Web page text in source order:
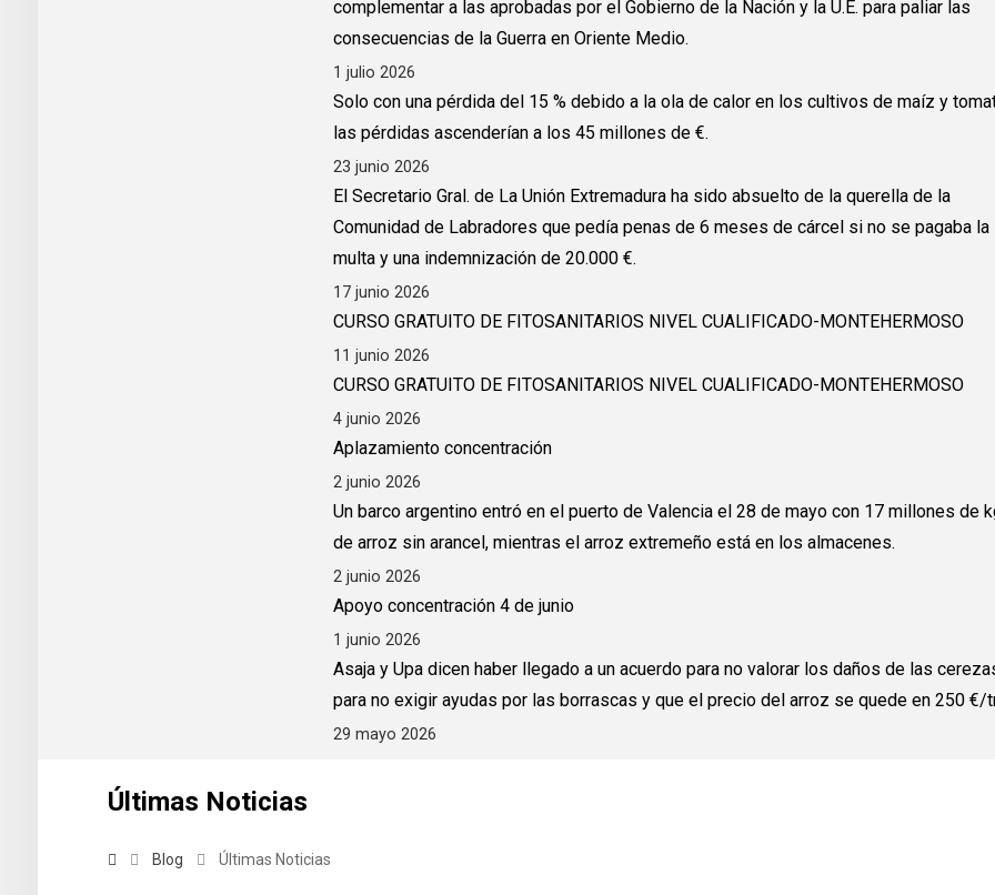
complementar a las aprobadas por el Gobierno de la Nación y la U.E. para paliar las
consecuencias de la Guerra en Oriente Medio.
1 julio 2026
Solo con una pérdida del 15 % debido a la ola de calor en los cultivos de maíz y
las pérdidas ascenderían a los 45 millones de €.
23 junio 2026
El Secretario Gral. de La Unión Extremadura ha sido absuelto de la querella de la
Comunidad de Labradores que pedía penas de 6 meses de cárcel si no se pagaba la
multa y una indemnización de 20.000 €.
17 junio 2026
CURSO GRATUITO DE FITOSANITARIOS NIVEL CUALIFICADO-MONTEHERMOSO
11 junio 2026
CURSO GRATUITO DE FITOSANITARIOS NIVEL CUALIFICADO-MONTEHERMOSO
4 junio 2026
Aplazamiento concentración
2 junio 2026
Un barco argentino entró en el puerto de Valencia el 28 de mayo con 17 millones de
de arroz sin arancel, mientras el arroz extremeño está en los almacenes.
2 junio 2026
Apoyo concentración 4 de junio
1 junio 2026
Asaja y Upa dicen haber llegado a un acuerdo para no valorar los daños de las
para no exigir ayudas por las borrascas y que el precio del arroz se quede en 250 €/
29 mayo 2026
Últimas Noticias
Blog Últimas Noticias